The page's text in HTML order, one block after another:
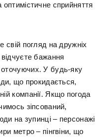
оптимістичне сприйняття
свій погляд на дружніх
бажання
У будь-яку
що прокидається,
компанії. Якщо погода
зіпсований,
на зупинці – персонажі
метро – пінгвіни, що